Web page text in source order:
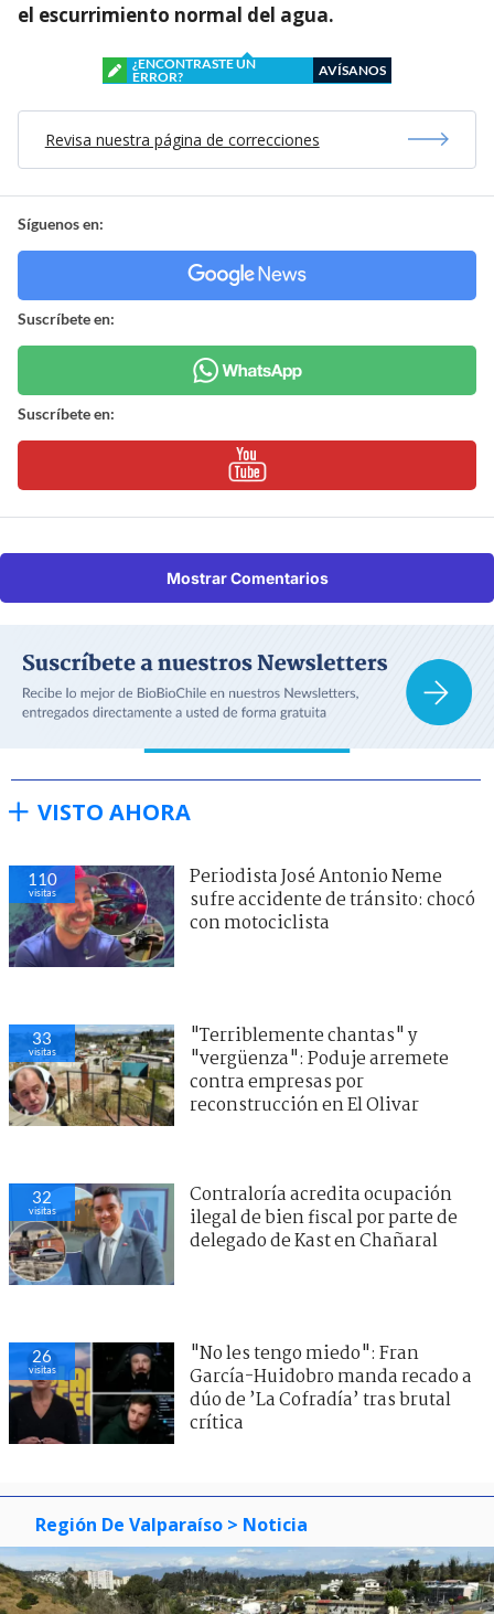
el escurrimiento normal del agua.
¿ENCONTRASTE UN
ERROR?
AVÍSANOS
Revisa nuestra página de correcciones
Síguenos en:
Suscríbete en:
Suscríbete en:
Mostrar Comentarios
VISTO AHORA
110
visitas
Periodista José Antonio Neme
sufre accidente de tránsito: chocó
con motociclista
33
visitas
"Terriblemente chantas" y
"vergüenza": Poduje arremete
contra empresas por
reconstrucción en El Olivar
32
visitas
Contraloría acredita ocupación
ilegal de bien fiscal por parte de
delegado de Kast en Chañaral
26
visitas
"No les tengo miedo": Fran
García-Huidobro manda recado a
dúo de ’La Cofradía’ tras brutal
crítica
Región De Valparaíso > Noticia